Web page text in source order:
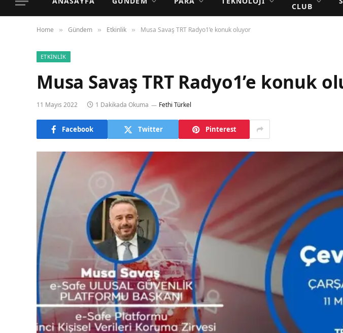
CLUB
Home » Gündem » Etkinlik » Musa Savaş TRT Radyo1’e konuk oluyor
ETKINLIK
Musa Savaş TRT Radyo1’e konuk
11 Mayıs 2022 1 Dakikada Okuma Fethi Türkel
Facebook Twitter Pinterest